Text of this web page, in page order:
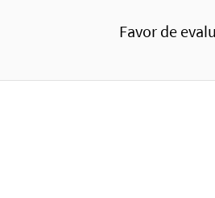
Favor de